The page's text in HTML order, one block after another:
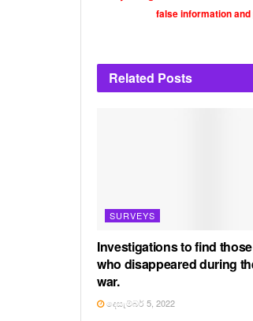
false information
Related Posts
SURVEYS
Investigations to find those
who disappeared during
war.
දෙසැම්බර් 5, 2022